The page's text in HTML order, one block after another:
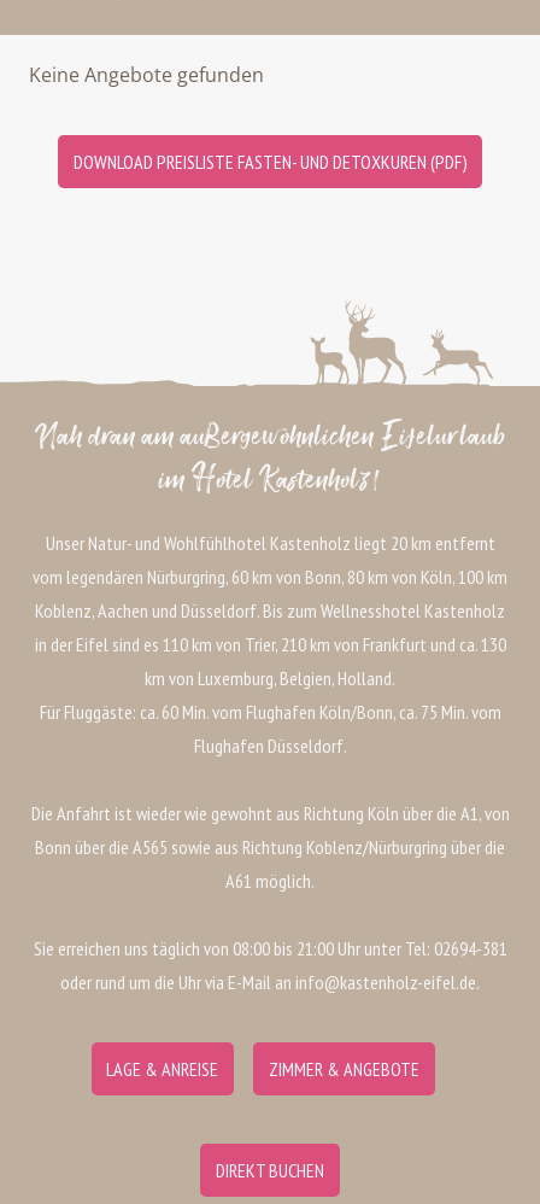
Keine Angebote gefunden
DOWNLOAD PREISLISTE FASTEN- UND DETOXKUREN (PDF)
Nah dran am außergewöhnlichen Eifelurlaub
im Hotel Kastenholz!
Unser Natur- und Wohlfühlhotel Kastenholz liegt 20 km entfernt
vom legendären Nürburgring, 60 km von Bonn, 80 km von Köln, 100 km
Koblenz, Aachen und Düsseldorf. Bis zum Wellnesshotel Kastenholz
in der Eifel sind es 110 km von Trier, 210 km von Frankfurt und ca. 130
km von Luxemburg, Belgien, Holland.
Für Fluggäste: ca. 60 Min. vom Flughafen Köln/Bonn, ca. 75 Min. vom
Flughafen Düsseldorf.
Die Anfahrt ist wieder wie gewohnt aus Richtung Köln über die A1, von
Bonn über die A565 sowie aus Richtung Koblenz/Nürburgring über die
A61 möglich.
Sie erreichen uns täglich von 08:00 bis 21:00 Uhr unter Tel: 02694-381
oder rund um die Uhr via E-Mail an info@kastenholz-eifel.de.
LAGE & ANREISE ZIMMER & ANGEBOTE
DIREKT BUCHEN